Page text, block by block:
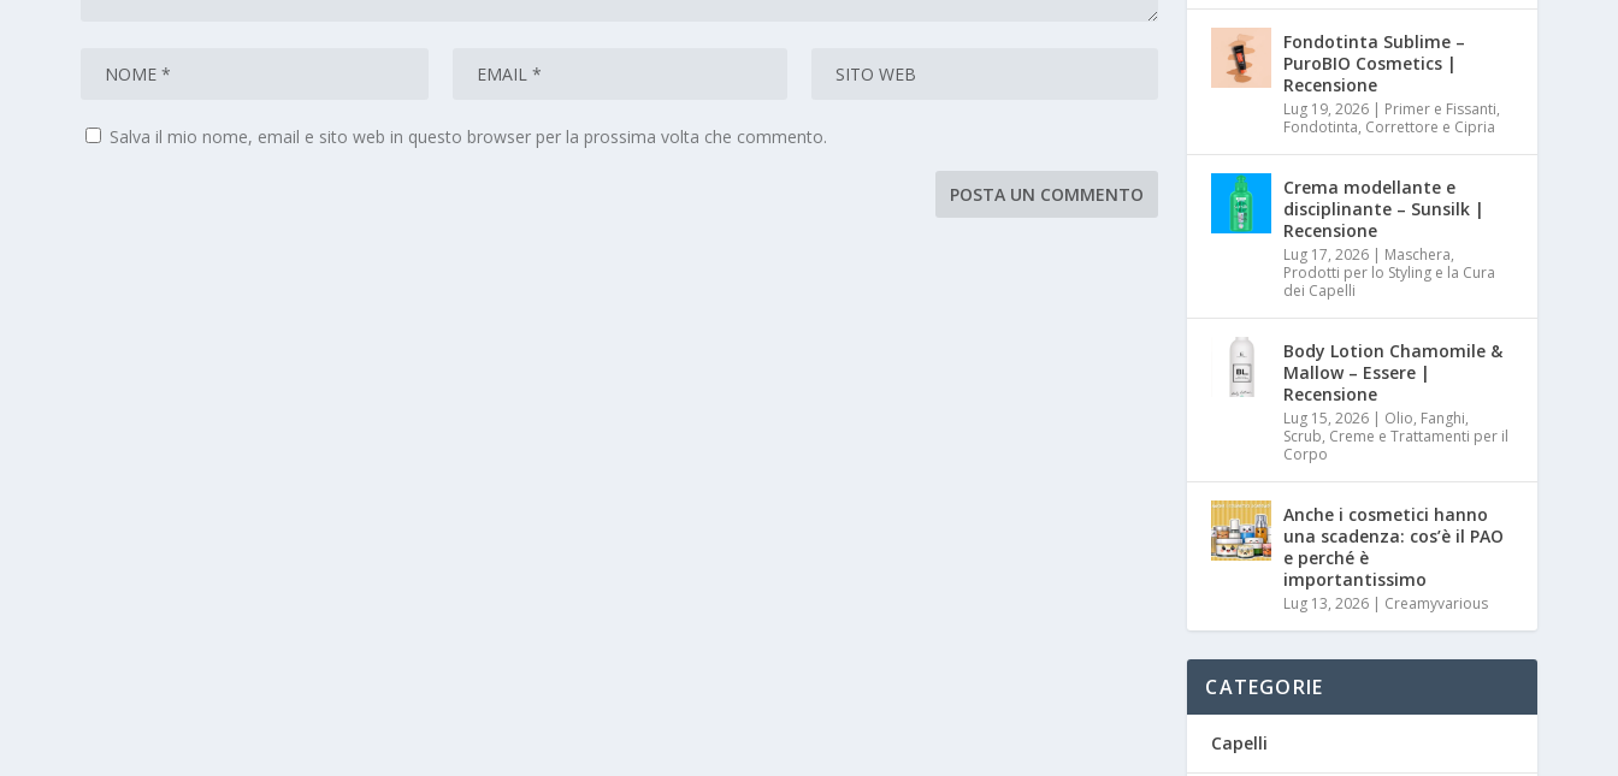
Salva il mio nome, email e sito web in questo browser per la prossima volta che commento.
Fondotinta Sublime –
PuroBIO Cosmetics |
Recensione
Lug 19, 2026 | Primer e Fissanti,
Fondotinta, Correttore e Cipria
Crema modellante e
disciplinante – Sunsilk |
Recensione
Lug 17, 2026 | Maschera,
Prodotti per lo Styling e la Cura
dei Capelli
Body Lotion Chamomile &
Mallow – Essere |
Recensione
Lug 15, 2026 | Olio, Fanghi,
Scrub, Creme e Trattamenti per il
Corpo
Anche i cosmetici hanno
una scadenza: cos’è il PAO
e perché è
importantissimo
Lug 13, 2026 | Creamyvarious
CATEGORIE
Capelli